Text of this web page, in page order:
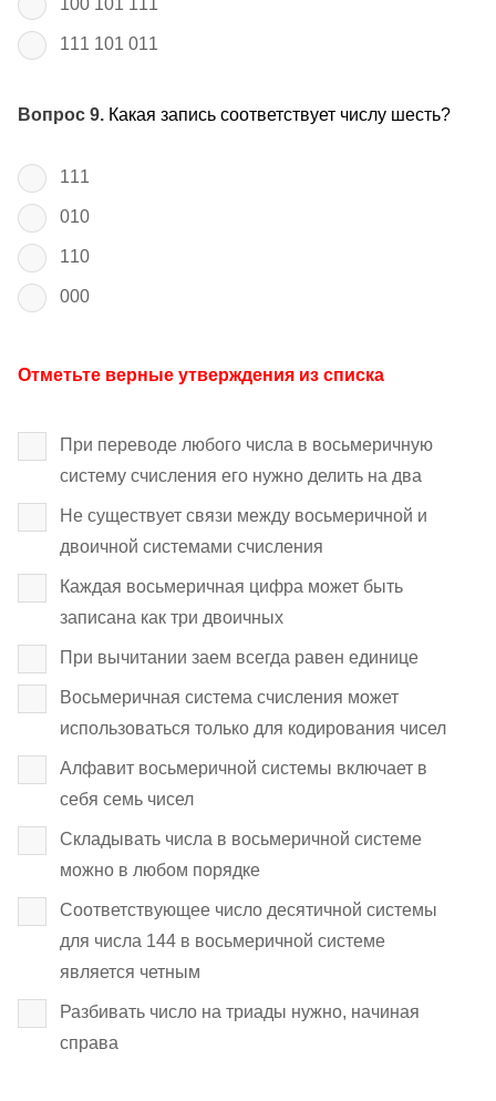
100 101 111
111 101 011
Вопрос 9. Какая запись соответствует числу шесть?
111
010
110
000
Отметьте верные утверждения из списка
При переводе любого числа в восьмеричную
систему счисления его нужно делить на два
Не существует связи между восьмеричной и
двоичной системами счисления
Каждая восьмеричная цифра может быть
записана как три двоичных
При вычитании заем всегда равен единице
Восьмеричная система счисления может
использоваться только для кодирования чисел
Алфавит восьмеричной системы включает в
себя семь чисел
Складывать числа в восьмеричной системе
можно в любом порядке
Соответствующее число десятичной системы
для числа 144 в восьмеричной системе
является четным
Разбивать число на триады нужно, начиная
справа